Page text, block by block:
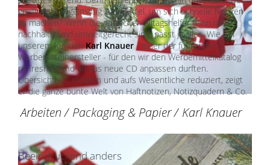
greift nicht regelmäßig zum Zettel, um sich schnelle Notizen
zu machen? Wenn die nützlichen Alltagshelfer dann noch
nachhaltig und umweltgerecht sind, passt ja alles. Wie bei
unserem KundenKarl Knauer- einer der führenden
Werbemittelhersteller - für den wir den Werbemittelkatalog
re-freshen und an das neue CD anpassen durften.
Übersichtlich, modern und aufs Wesentliche reduziert, zeigt
er die ganze bunte Welt von Haftnotizen, Notizquadern & Co.
Beeindruckend anders
Arbeiten/ Packaging & Papier/ Karl Knauer